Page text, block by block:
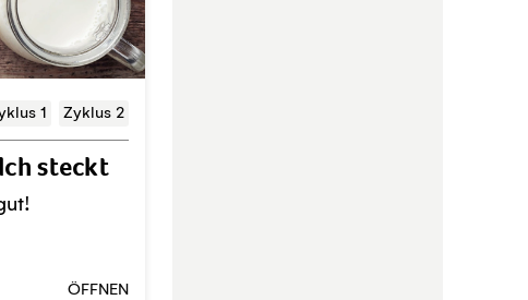
1 Zyklus 2
steckt
ÖFFNEN